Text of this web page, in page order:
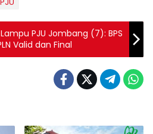
PJU Jombang (7): BPS
Valid dan Final